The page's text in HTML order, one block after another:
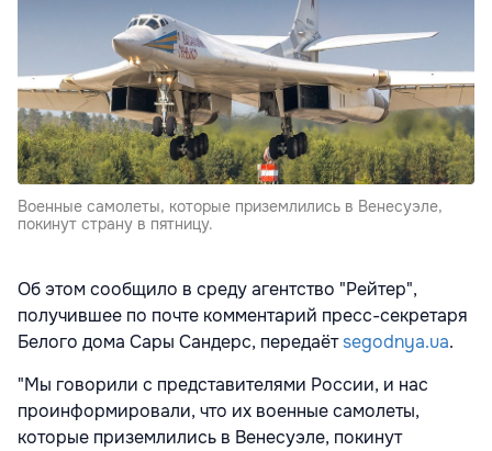
Военные самолеты, которые приземлились в Венесуэле,
покинут страну в пятницу.
Об этом сообщило в среду агентство "Рейтер",
получившее по почте комментарий пресс-секретаря
Белого дома Сары Сандерс, передаётsegodnya.ua.
"Мы говорили с представителями России, и нас
проинформировали, что их военные самолеты,
которые приземлились в Венесуэле, покинут